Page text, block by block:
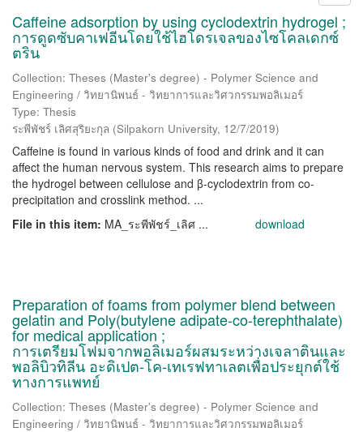
Caffeine adsorption by using cyclodextrin hydrogel ;
การดูดซับคาเฟอีนโดยใช้ไฮโดรเจลของไซโคลเดกซ์
ตริน
Collection: Theses (Master's degree) - Polymer Science and
Engineering / วิทยานิพนธ์ - วิทยาการและวิศวกรรมพอลิเมอร์
Type: Thesis
ระพีพัชร์ เลิศสุริยะกุล (Silpakorn University, 12/7/2019)
Caffeine is found in various kinds of food and drink and it can
affect the human nervous system. This research aims to prepare
the hydrogel between cellulose and β-cyclodextrin from co-
precipitation and crosslink method. ...
File in this item: MA_ระพีพัชร์_เลิศ ... download
Preparation of foams from polymer blend between
gelatin and Poly(butylene adipate-co-terephthalate)
for medical application ;
การเตรียมโฟมจากพอลิเมอร์ผสมระหว่างเจลาตินและ
พอลิบิวทิลีน อะดิเปต-โค-เทเรฟทาเลตเพื่อประยุกต์ใช้
ทางการแพทย์
Collection: Theses (Master's degree) - Polymer Science and
Engineering / วิทยานิพนธ์ - วิทยาการและวิศวกรรมพอลิเมอร์